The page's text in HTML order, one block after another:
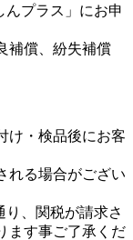
プラス」にお申
補償、紛失補償
け・検品後にお客
れる場合がござい
、関税が請求さ
ます事ご了承くだ